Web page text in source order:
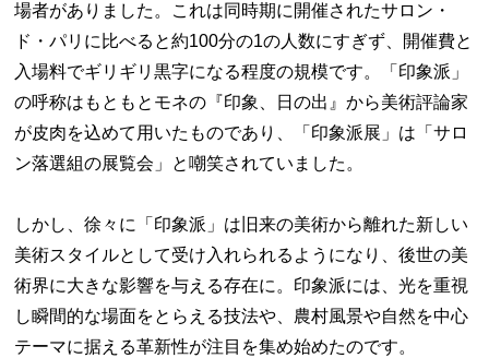
場者がありました。これは同時期に開催されたサロン・
ド・パリに比べると約100分の1の人数にすぎず、開催費と
入場料でギリギリ黒字になる程度の規模です。「印象派」
の呼称はもともとモネの『印象、日の出』から美術評論家
が皮肉を込めて用いたものであり、「印象派展」は「サロ
ン落選組の展覧会」と嘲笑されていました。
しかし、徐々に「印象派」は旧来の美術から離れた新しい
美術スタイルとして受け入れられるようになり、後世の美
術界に大きな影響を与える存在に。印象派には、光を重視
し瞬間的な場面をとらえる技法や、農村風景や自然を中心
テーマに据える革新性が注目を集め始めたのです。